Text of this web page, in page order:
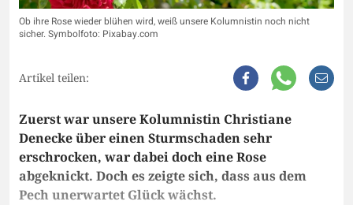
Ob ihre Rose wieder blühen wird, weiß unsere Kolumnistin noch nicht
sicher. Symbolfoto: Pixabay.com
Artikel teilen:
Zuerst war unsere Kolumnistin Christiane
Denecke über einen Sturmschaden sehr
erschrocken, war dabei doch eine Rose
abgeknickt. Doch es zeigte sich, dass aus dem
Pech unerwartet Glück wächst.